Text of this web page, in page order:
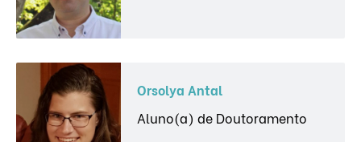
Orsolya Antal
Aluno(a) de Doutoramento